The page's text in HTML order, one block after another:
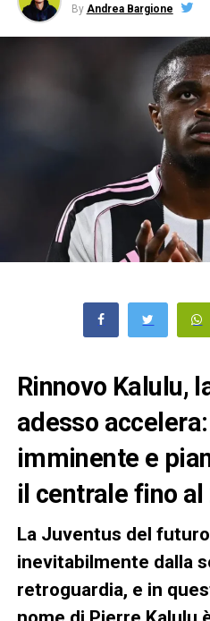
By Andrea Bargione
Rinnovo Kalulu,
adesso
imminente e
il centrale fino al
La Juventus del
inevitabilmente dalla
retroguardia, e in